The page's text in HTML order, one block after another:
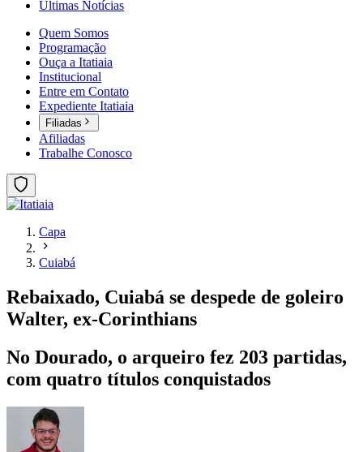
Últimas Notícias
Quem Somos
Programação
Ouça a Itatiaia
Institucional
Entre em Contato
Expediente Itatiaia
Filiadas
Afiliadas
Trabalhe Conosco
Capa
Cuiabá
Rebaixado, Cuiabá se despede de goleiro
Walter, ex-Corinthians
No Dourado, o arqueiro fez 203 partidas,
com quatro títulos conquistados